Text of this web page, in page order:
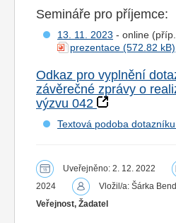
Semináře pro příjemce:
13. 11. 2023 - online
prezentace
Odkaz pro vyplnění
závěrečné zprávy o
výzvu 042
Textová podoba
Uveřejněno: 2. 12. 2022
2024
Vložil/a: Šárka
Veřejnost, Žadatel